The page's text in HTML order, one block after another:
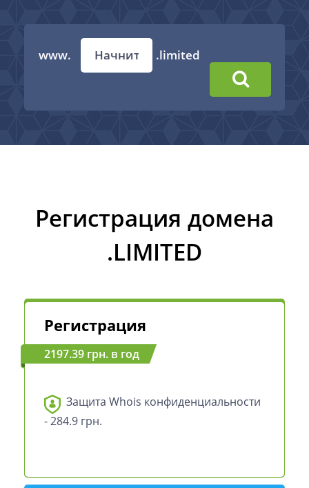
www. .limited
Регистрация домена
.LIMITED
Регистрация
2197.39 грн. в год
Защита Whois конфиденциальности
- 284.9 грн.